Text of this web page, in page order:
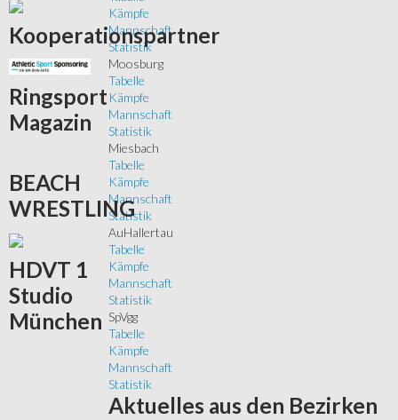
Kämpfe
Mannschaft
Statistik
Moosburg
Tabelle
Kämpfe
Mannschaft
Statistik
Miesbach
Tabelle
Kämpfe
Mannschaft
Statistik
AuHallertau
Tabelle
Kämpfe
Mannschaft
Statistik
SpVgg
Tabelle
Kämpfe
Mannschaft
Statistik
Aktuelles aus den Bezirken
Kooperationspartner
Ringsport
Magazin
BEACH
WRESTLING
HDVT 1
Studio
München